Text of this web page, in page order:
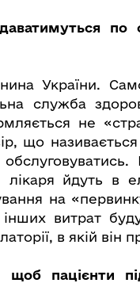
по
України.
служба
не
що називається
лікаря йдуть в
на
витрат
в якій він
пацієнти